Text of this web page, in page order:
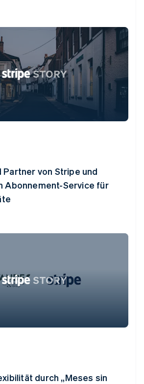
Partner von Stripe und
Abonnement-Service für
durch „Meses sin